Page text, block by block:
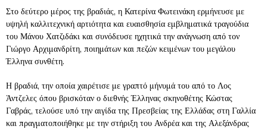
Στο δεύτερο μέρος της βραδιάς, η Κατερίνα Φωτεινάκη ερμήνευσε με
υψηλή καλλιτεχνική αρτιότητα και ευαισθησία εμβληματικά τραγούδια
του Μάνου Χατζιδάκι και συνόδευσε ηχητικά την ανάγνωση από τον
Γιώργο Αρχιμανδρίτη, ποιημάτων και πεζών κειμένων του μεγάλου
Έλληνα συνθέτη.
Η βραδιά, την οποία χαιρέτισε με γραπτό μήνυμά του από το Λος
Άντζελες όπου βρισκόταν ο διεθνής Έλληνας σκηνοθέτης Κώστας
Γαβράς, τελούσε υπό την αιγίδα της Πρεσβείας της Ελλάδας στη Γαλλία
και πραγματοποιήθηκε με την στήριξη του Ανδρέα και της Αλεξάνδρας